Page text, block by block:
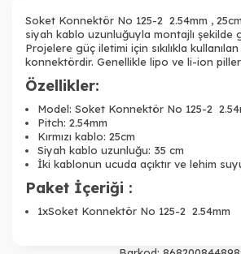
Soket Konnektör No 125-2 2.54mm , 25cm
siyah kablo uzunluğuyla montajlı şekilde
Projelere güç iletimi için sıkılıkla
konnektördir. Genellikle lipo ve li-ion
Özellikler:
Model: Soket Konnektör No 125-2
Pitch: 2.54mm
Kırmızı kablo: 25cm
Siyah kablo uzunluğu: 35 cm
İki kablonun ucuda açıktır ve lehim
Paket İçeriği :
1xSoket Konnektör No 125-2 2.54mm